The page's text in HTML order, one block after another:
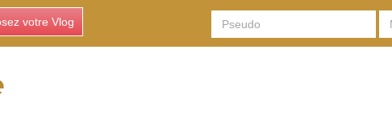
votre Vlog